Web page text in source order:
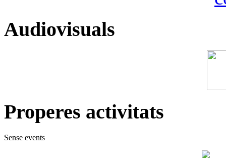
Audiovisuals
Properes activitats
Sense events